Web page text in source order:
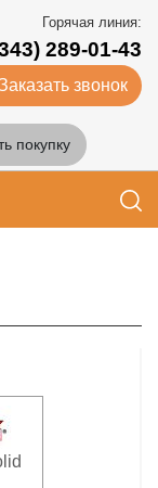
Горячая линия:
289-01-43
звонок
покупку